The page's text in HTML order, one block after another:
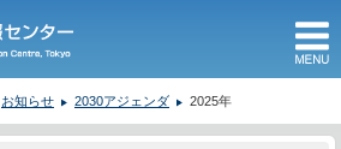
お知らせ 2030アジェンダ 2025年